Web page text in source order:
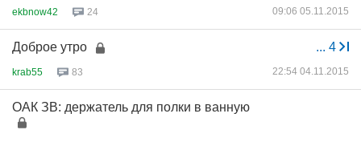
ekbnow42 24 09:06 05.11.2015
... 4
Доброе утро
krab55 83 22:54 04.11.2015
ОАК ЗВ: держатель для полки в ванную